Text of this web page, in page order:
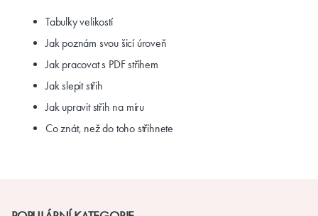
Tabulky velikostí
Jak poznám svou šicí úroveň
Jak pracovat s PDF střihem
Jak slepit střih
Jak upravit střih na míru
Co znát, než do toho střihnete